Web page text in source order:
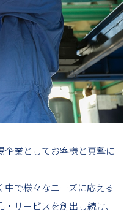
業としてお客様と真摯に
で様々なニーズに応える
サービスを創出し続け、